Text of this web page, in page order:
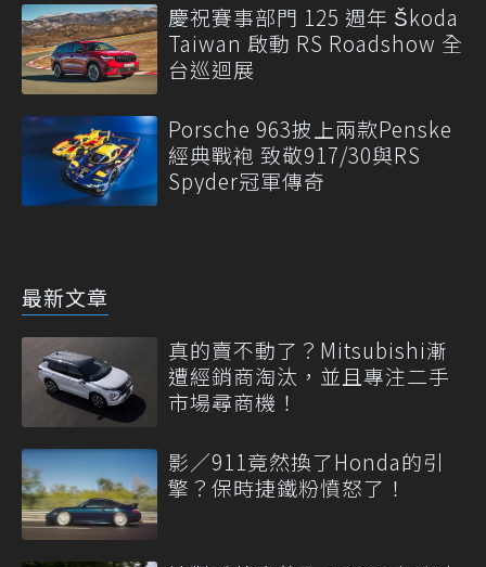
慶祝賽事部門 125 週年 Škoda
Taiwan 啟動 RS Roadshow 全
台巡迴展
Porsche 963披上兩款Penske
經典戰袍 致敬917/30與RS
Spyder冠軍傳奇
最新文章
真的賣不動了？Mitsubishi漸
遭經銷商淘汰，並且專注二手
市場尋商機！
影／911竟然換了Honda的引
擎？保時捷鐵粉憤怒了！